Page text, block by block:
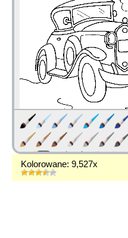
Kolorowane: 9,527x